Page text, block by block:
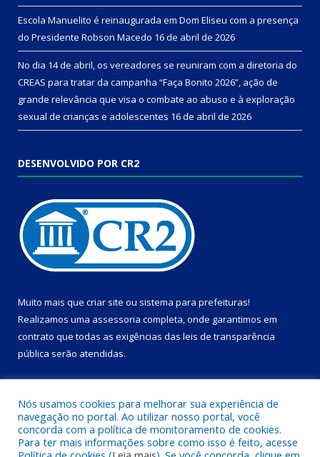
Escola Manuelito é reinaugurada em Dom Eliseu com a presença
do Presidente Robson Macedo 16 de abril de 2026
No dia 14 de abril, os vereadores se reuniram com a diretoria do
CREAS para tratar da campanha “Faça Bonito 2026”, ação de
grande relevância que visa o combate ao abuso e à exploração
sexual de crianças e adolescentes 16 de abril de 2026
DESENVOLVIDO POR CR2
Muito mais que criar site ou sistema para prefeituras!
Realizamos uma assessoria completa, onde garantimos em
contrato que todas as exigências das leis de transparência
pública serão atendidas.
Nós usamos cookies para melhorar sua experiência de
navegação no portal. Ao utilizar nosso portal, você
concorda com a política de monitoramento de cookies.
Para ter mais informações sobre como isso é feito, acesse